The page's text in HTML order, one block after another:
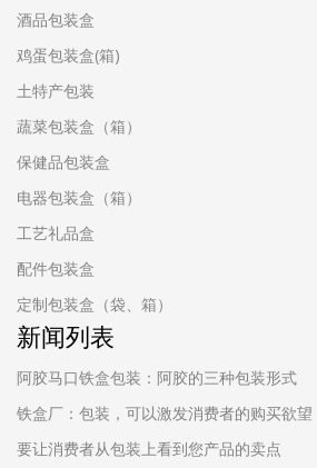
酒品包装盒
鸡蛋包装盒(箱)
土特产包装
蔬菜包装盒（箱）
保健品包装盒
电器包装盒（箱）
工艺礼品盒
配件包装盒
定制包装盒（袋、箱）
新闻列表
阿胶马口铁盒包装：阿胶的三种包装形式
铁盒厂：包装，可以激发消费者的购买欲望
要让消费者从包装上看到您产品的卖点